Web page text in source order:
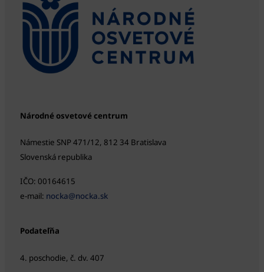
Národné osvetové centrum
Námestie SNP 471/12, 812 34 Bratislava
Slovenská republika
IČO: 00164615
e-mail: nocka@nocka.sk
Podateľňa
4. poschodie, č. dv. 407